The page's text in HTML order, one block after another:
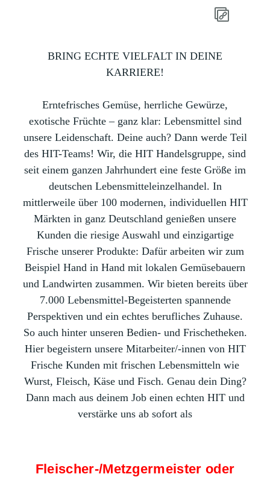
BRING ECHTE VIELFALT IN DEINE
KARRIERE!
Erntefrisches Gemüse, herrliche Gewürze,
exotische Früchte – ganz klar: Lebensmittel sind
unsere Leidenschaft. Deine auch? Dann werde Teil
des HIT-Teams! Wir, die HIT Handelsgruppe, sind
seit einem ganzen Jahrhundert eine feste Größe im
deutschen Lebensmitteleinzelhandel. In
mittlerweile über 100 modernen, individuellen HIT
Märkten in ganz Deutschland genießen unsere
Kunden die riesige Auswahl und einzigartige
Frische unserer Produkte: Dafür arbeiten wir zum
Beispiel Hand in Hand mit lokalen Gemüsebauern
und Landwirten zusammen. Wir bieten bereits über
7.000 Lebensmittel-Begeisterten spannende
Perspektiven und ein echtes berufliches Zuhause.
So auch hinter unseren Bedien- und Frischetheken.
Hier begeistern unsere Mitarbeiter/-innen von HIT
Frische Kunden mit frischen Lebensmitteln wie
Wurst, Fleisch, Käse und Fisch. Genau dein Ding?
Dann mach aus deinem Job einen echten HIT und
verstärke uns ab sofort als
Fleischer-/Metzgermeister oder